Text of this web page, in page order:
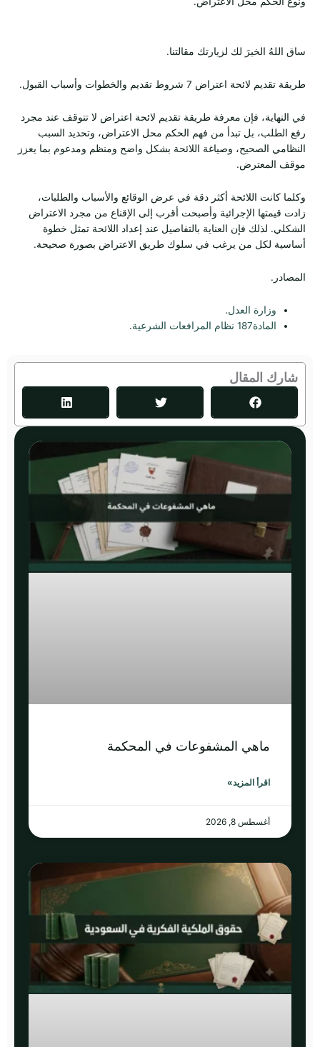
ساق اللهُ الخيرَ لك لزيارتك مقالتنا.
طريقة تقديم لائحة اعتراض 7 شروط تقديم والخطوات وأسباب القبول.
في النهاية، فإن معرفة طريقة تقديم لائحة اعتراض لا تتوقف عند مجرد
رفع الطلب، بل تبدأ من فهم الحكم محل الاعتراض، وتحديد السبب
النظامي الصحيح، وصياغة اللائحة بشكل واضح ومنظم ومدعوم بما يعزز
موقف المعترض.
وكلما كانت اللائحة أكثر دقة في عرض الوقائع والأسباب والطلبات،
زادت قيمتها الإجرائية وأصبحت أقرب إلى الإقناع من مجرد الاعتراض
الشكلي. لذلك فإن العناية بالتفاصيل عند إعداد اللائحة تمثل خطوة
أساسية لكل من يرغب في سلوك طريق الاعتراض بصورة صحيحة.
المصادر.
وزارة العدل.
المادة187 نظام المرافعات الشرعية
.
شارك المقال
ماهي المشفوعات في المحكمة
اقرأ المزيد»
أغسطس 8, 2026